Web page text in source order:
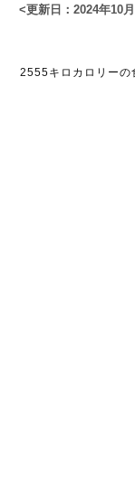
<更新日：2024年10
2555キロカロリーの